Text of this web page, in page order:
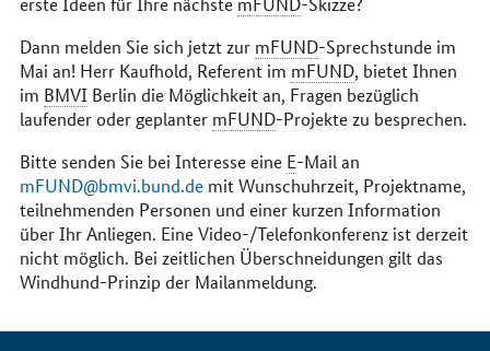
Dann melden Sie sich jetzt zur mFUND-Sprechstunde im
Mai an! Herr Kaufhold, Referent im mFUND, bietet Ihnen
im BMVIBerlin die Möglichkeit an, Fragen bezüglich
laufender oder geplanter mFUND-Projekte zu besprechen.
Bitte senden Sie bei Interesse eine E-Mail an
mFUND@bmvi.bund.demit Wunschuhrzeit, Projektname,
teilnehmenden Personen und einer kurzen Information
über Ihr Anliegen. Eine Video-/Telefonkonferenz ist derzeit
nicht möglich. Bei zeitlichen Überschneidungen gilt das
Windhund-Prinzip der Mailanmeldung.